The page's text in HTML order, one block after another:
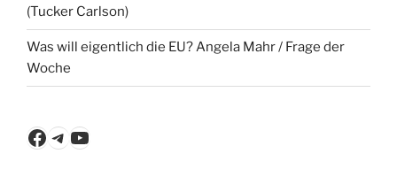
(Tucker Carlson)
Was will eigentlich die EU? Angela Mahr / Frage der
Woche
Facebook
Telegram
YouTube